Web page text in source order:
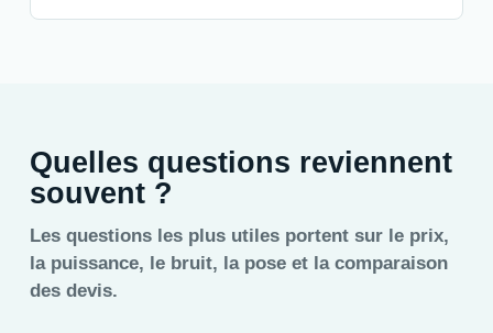
Quelles questions reviennent
souvent ?
Les questions les plus utiles portent sur le prix,
la puissance, le bruit, la pose et la comparaison
des devis.